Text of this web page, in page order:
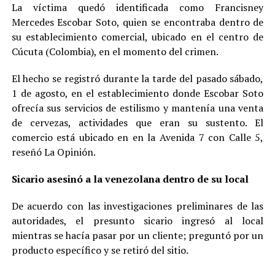
La víctima quedó identificada como Francisney
Mercedes Escobar Soto, quien se encontraba dentro de
su establecimiento comercial, ubicado en el centro de
Cúcuta (Colombia), en el momento del crimen.
El hecho se registró durante la tarde del pasado sábado,
1 de agosto, en el establecimiento donde Escobar Soto
ofrecía sus servicios de estilismo y mantenía una venta
de cervezas, actividades que eran su sustento. El
comercio está ubicado en en la Avenida 7 con Calle 5,
reseñó La Opinión.
Sicario asesinó a la venezolana dentro de su local
De acuerdo con las investigaciones preliminares de las
autoridades, el presunto sicario ingresó al local
mientras se hacía pasar por un cliente; preguntó por un
producto específico y se retiró del sitio.